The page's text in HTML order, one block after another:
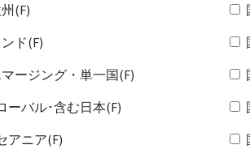
(F)
ド(F)
ージング・単一国(F)
ーバル･含む日本(F)
アニア(F)